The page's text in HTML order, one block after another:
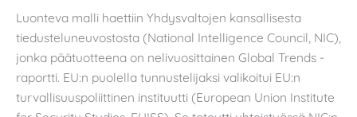
Luonteva malli haettiin Yhdysvaltojen kansallisesta
tiedusteluneuvostosta (National Intelligence Council, NIC),
jonka päätuotteena on nelivuosittainen Global Trends -
raportti. EU:n puolella tunnustelijaksi valikoitui EU:n
turvallisuuspoliittinen instituutti (European Union Institute